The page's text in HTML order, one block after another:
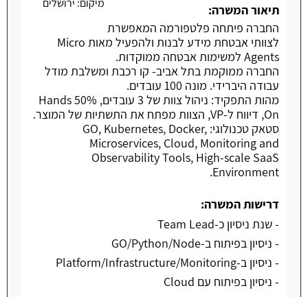
תיאור המשרה:
החברה פיתחה פלטפורמה המאפשרת
לצוותי אבטחת מידע לבנות ולהפעיל מאות Micro
Agents למשימות אבטחה ממוקדות.
החברה ממוקמת בתל אביב- קו רכבת ומשלבת מודל
עבודה היברידי. מונה 100 עובדים.
מהות התפקיד: ניהול צוות של 3 עובדים, 50% Hands
On, דיווח ל-VP, הצוות מפתח את התשתיות של המוצר.
סטאק טכנולוגי: GO, Kubernetes, Docker,
Microservices, Cloud, Monitoring and
Observability Tools, High-scale SaaS
Environment.
דרישות המשרה:
- שנת ניסיון כ-Team Lead
- ניסיון בפיתוח ב-GO/Python/Node
- ניסיון ב-Platform/Infrastructure/Monitoring
- ניסיון בפיתוח עם Cloud